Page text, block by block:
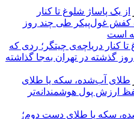
از یک پاساژ شلوغ تا کنار
کفش غول‌پیکر طی چند روز
است
تا کنار دریاچه‌ی چیتگر؛ ردی که
گذشته در تهران به‌جا گذاشته
طلای آب‌شده، سکه یا طلای
ارزش پول هوشمندانه‌تر
سکه یا طلای دست دوم؛